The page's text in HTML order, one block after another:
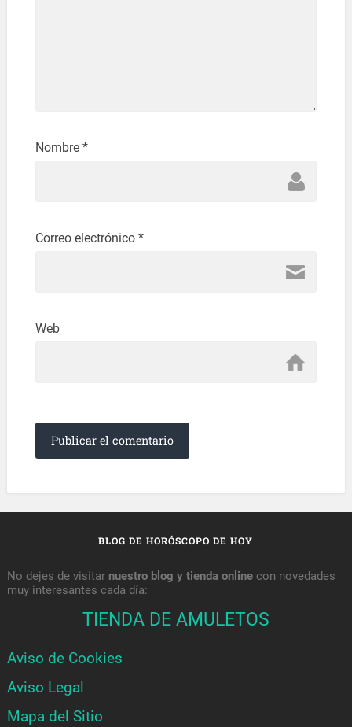
Nombre *
Correo electrónico *
Web
BLOG DE HORÓSCOPO DE HOY
No dejes de visitar nuestro blog y tienda onlinecon novedades
muy interesantes cada día:
TIENDA DE AMULETOS
Aviso de Cookies
Aviso Legal
Mapa del Sitio